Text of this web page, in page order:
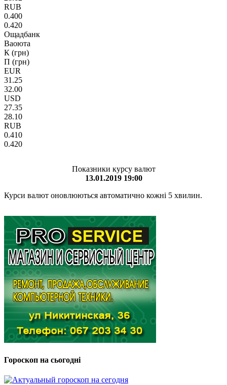
RUB
0.400
0.420
Ощадбанк
Ваоюта
К (грн)
П (грн)
EUR
31.25
32.00
USD
27.35
28.10
RUB
0.410
0.420
Показники курсу валют
13.01.2019 19:00
Курси валют оновлюються автоматично кожні 5 хвилин.
Гороскоп на сьогодні